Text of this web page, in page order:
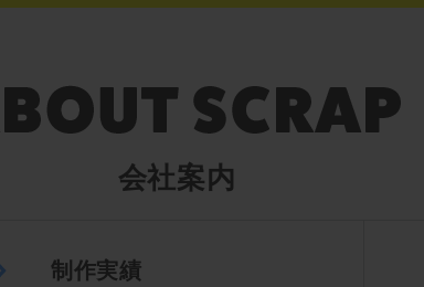
会社案内
制作実績